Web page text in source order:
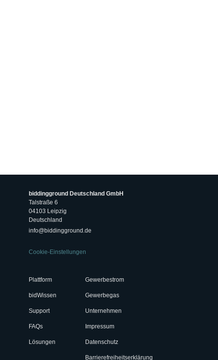
biddingground Deutschland GmbH
Talstraße 6
04103 Leipzig
Deutschland
info@biddingground.de
Cookie-Einstellungen
Plattform
bidWissen
Support
FAQs
Lösungen
Gewerbestrom
Gewerbegas
Unternehmen
Impressum
Datenschutz
Barrierefreiheitserklärung